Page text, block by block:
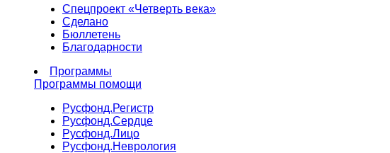
Спецпроект «Четверть века»
Сделано
Бюллетень
Благодарности
Программы
Программы помощи
Русфонд.Регистр
Русфонд.Сердце
Русфонд.Лицо
Русфонд.Неврология